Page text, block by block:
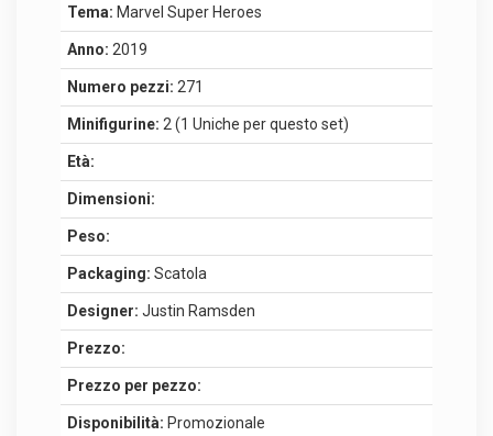
Tema: Marvel Super Heroes
Anno: 2019
Numero pezzi: 271
Minifigurine: 2 (1 Uniche per questo set)
Età:
Dimensioni:
Peso:
Packaging: Scatola
Designer: Justin Ramsden
Prezzo:
Prezzo per pezzo:
Disponibilità: Promozionale